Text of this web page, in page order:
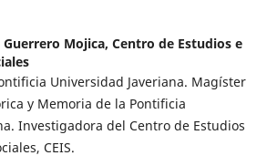
Mojica, Centro de Estudios e
Universidad Javeriana. Magíster
y Memoria de la Pontificia
Investigadora del Centro de Estudios
CEIS.